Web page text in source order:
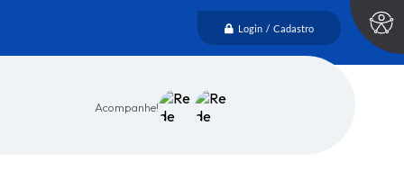
Login / Cadastro
Acompanhe!